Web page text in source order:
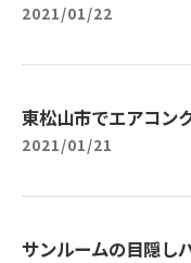
2021/01/22
東松山市でエアコン
2021/01/21
サンルームの目隠し